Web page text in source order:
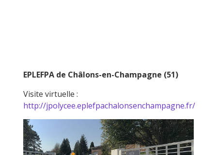
EPLEFPA de Châlons-en-Champagne (51)
Visite virtuelle :
http://jpolycee.eplefpachalonsenchampagne.fr/